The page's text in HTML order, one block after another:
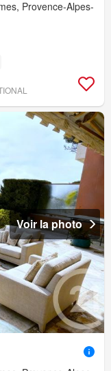
Provence-Alpes-
Voir la photo